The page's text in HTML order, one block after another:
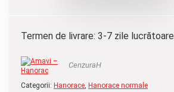
Termen de livrare: 3-7 zile lucrătoare
CenzuraH
Categorii: Hanorace, Hanorace normale